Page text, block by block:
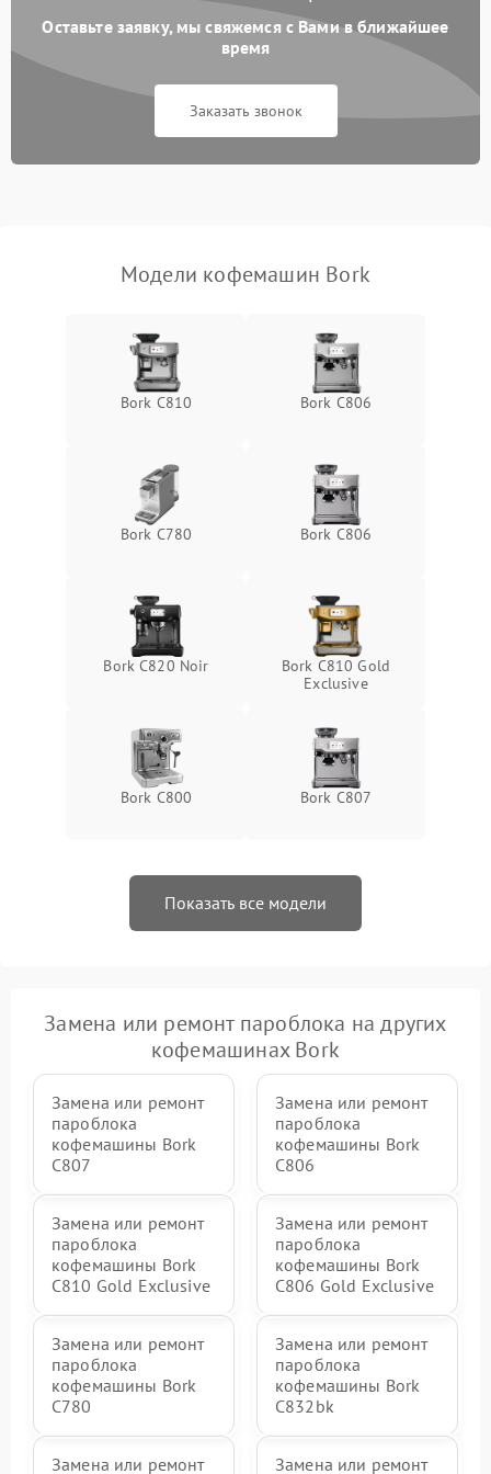
Оставьте заявку, мы свяжемся с Вами в ближайшее
время
Заказать звонок
Модели кофемашин Bork
Bork C810 Bork C806
Bork C780 Bork C806
Bork C820 Noir
Bork C810 Gold
Exclusive
Bork C800 Bork C807
Показать все модели
Замена или ремонт пароблока на других
кофемашинах Bork
Замена или ремонт
пароблока
кофемашины Bork
C807
Замена или ремонт
пароблока
кофемашины Bork
C806
Замена или ремонт
пароблока
кофемашины Bork
C810 Gold Exclusive
Замена или ремонт
пароблока
кофемашины Bork
C806 Gold Exclusive
Замена или ремонт
пароблока
кофемашины Bork
C780
Замена или ремонт
пароблока
кофемашины Bork
C832bk
Замена или ремонт Замена или ремонт